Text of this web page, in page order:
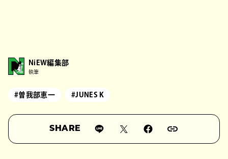
NiEW編集部
執筆
#曽我部恵一 #JUNES K
SHARE